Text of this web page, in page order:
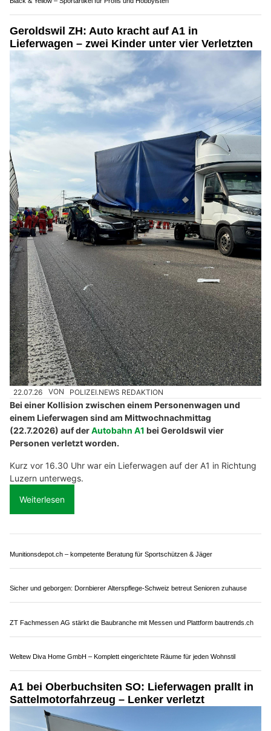
02.08.26 VON POLIZEI.NEWS REDAKTION
Am Abend des 1. August fuhr eine Automobilistin
unkontrolliert über den Rastplatz Oftringen.
Dabei kollidierte sie zunächst frontal mit einem Abfalleimer und
schliesslich mit voller Wucht mit einem Baum. Die Lenkerin
wurde mit einem Rettungswagen in ein Spital transportiert. Ihr
wurde der Führerausweis entzogen.
Weiterlesen
VIFIT Group AG: Kompetenz für Versicherungen, Investments und Immobilien
Exklusive Sammlerwaffen & moderne Sportwaffen bei Plüss
Boutique Hotel & Restaurant Niesenblick – Ihr exklusives Zuhause auf Zeit
Black & Yellow – Sportartikel für Profis und Hobbyisten
Geroldswil ZH: Auto kracht auf A1 in
Lieferwagen – zwei Kinder unter vier Verletzten